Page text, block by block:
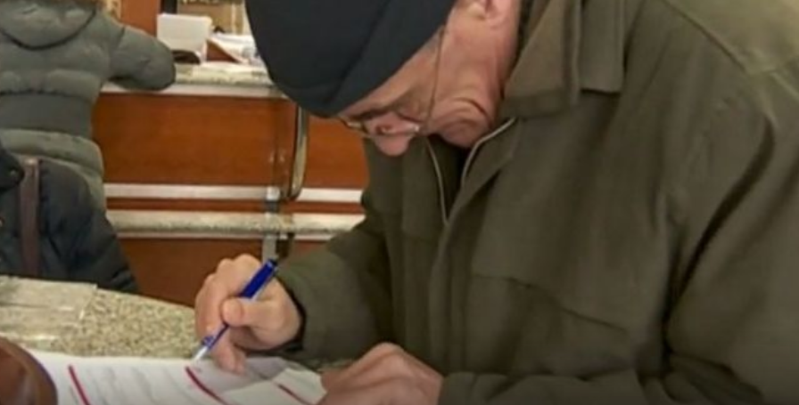
POMOĆ KOJA JE POSTALA PROBLEM
Apsurdne posljedice državne pomoći tvrtkama u
koronakrizi: Radnici sada zbog toga nemaju pravo na -
povrat poreza